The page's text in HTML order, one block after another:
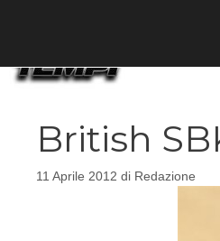
British
11 Aprile 2012 di Redazione